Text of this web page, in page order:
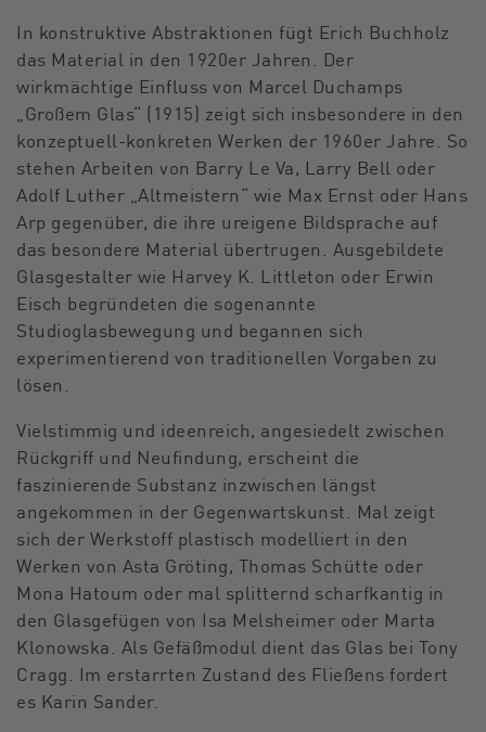
In konstruktive Abstraktionen fügt Erich Buchholz
das Material in den 1920er Jahren. Der
wirkmächtige Einfluss von Marcel Duchamps
„Großem Glas“ (1915) zeigt sich insbesondere in den
konzeptuell-konkreten Werken der 1960er Jahre. So
stehen Arbeiten von Barry Le Va, Larry Bell oder
Adolf Luther „Altmeistern“ wie Max Ernst oder Hans
Arp gegenüber, die ihre ureigene Bildsprache auf
das besondere Material übertrugen. Ausgebildete
Glasgestalter wie Harvey K. Littleton oder Erwin
Eisch begründeten die sogenannte
Studioglasbewegung und begannen sich
experimentierend von traditionellen Vorgaben zu
lösen.
Vielstimmig und ideenreich, angesiedelt zwischen
Rückgriff und Neufindung, erscheint die
faszinierende Substanz inzwischen längst
angekommen in der Gegenwartskunst. Mal zeigt
sich der Werkstoff plastisch modelliert in den
Werken von Asta Gröting, ­Thomas Schütte oder
Mona Hatoum oder mal splitternd scharfkantig in
den Glasge­fügen von Isa Melsheimer oder Marta
Klonowska. Als Gefäßmodul dient das Glas bei ­Tony
Cragg. Im erstarrten Zustand des Fließens fordert
es Karin Sander.